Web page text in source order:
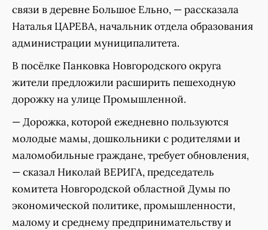
связи в деревне Большое Ельно, — рассказала
Наталья ЦАРЕВА, начальник отдела образования
администрации муниципалитета.
В посёлке Панковка Новгородского округа
жители предложили расширить пешеходную
дорожку на улице Промышленной.
— Дорожка, которой ежедневно пользуются
молодые мамы, дошкольники с родителями и
маломобильные граждане, требует обновления,
— сказал Николай ВЕРИГА, председатель
комитета Новгородской областной Думы по
экономической политике, промышленности,
малому и среднему предпринимательству и